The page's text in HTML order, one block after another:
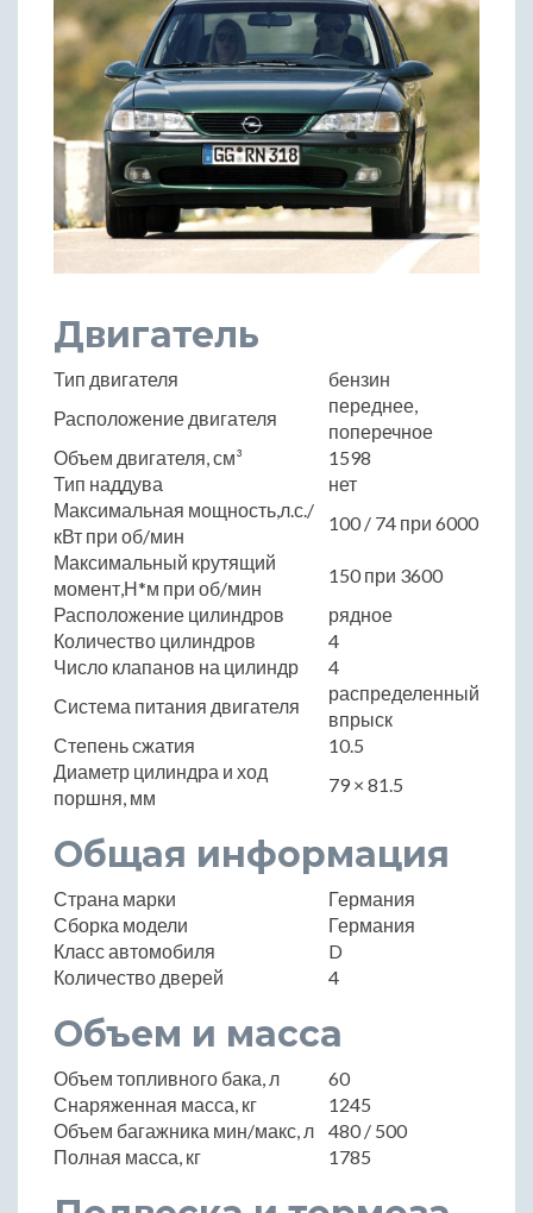
Двигатель
Тип двигателя
бензин
Расположение двигателя
переднее,
поперечное
Объем двигателя, см³
1598
Тип наддува
нет
Максимальная мощность,л.с./
кВт при об/мин
100 / 74 при 6000
Максимальный крутящий
момент,Н*м при об/мин
150 при 3600
Расположение цилиндров
рядное
Количество цилиндров
4
Число клапанов на цилиндр
4
Система питания двигателя
распределенный
впрыск
Степень сжатия
10.5
Диаметр цилиндра и ход
поршня, мм
79 × 81.5
Общая информация
Страна марки
Германия
Сборка модели
Германия
Класс автомобиля
D
Количество дверей
4
Объем и масса
Объем топливного бака, л
60
Снаряженная масса, кг
1245
Объем багажника мин/макс, л
480 / 500
Полная масса, кг
1785